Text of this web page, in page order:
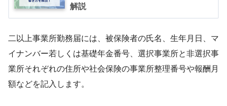
解説
二以上事業所勤務届には、被保険者の氏名、生年月日、マ
イナンバー若しくは基礎年金番号、選択事業所と非選択事
業所それぞれの住所や社会保険の事業所整理番号や報酬月
額などを記入します。